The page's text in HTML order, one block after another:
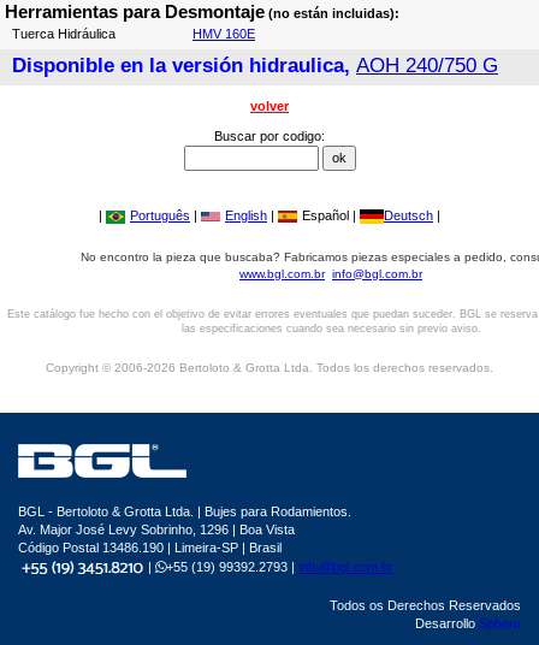
Herramientas para Desmontaje (no están incluidas):
Tuerca Hidráulica
HMV 160E
Disponible en la versión hidraulica, AOH 240/750 G
volver
Buscar por codigo:
| Português | English | Español | Deutsch |
No encontro la pieza que buscaba? Fabricamos piezas especiales a pedido,
www.bgl.com.br info@bgl.com.br
Este catálogo fue hecho con el objetivo de evitar errores eventuales que puedan suceder. BGL se
las especificaciones cuando sea necesario sin previo aviso.
Copyright © 2006-2026 Bertoloto & Grotta Ltda. Todos los derechos reservados.
BGL - Bertoloto & Grotta Ltda. | Bujes para Rodamientos.
Av. Major José Levy Sobrinho, 1296 | Boa Vista
Código Postal 13486.190 | Limeira-SP | Brasil
|
+55 (19) 99392.2793 | info@bgl.com.br
Todos os Derechos Reservados
Desarrollo Sphera